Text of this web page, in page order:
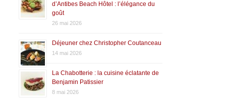
d’Antibes Beach Hôtel : l’élégance du
goût
26 mai 2026
Déjeuner chez Christopher Coutanceau
14 mai 2026
La Chabotterie : la cuisine éclatante de
Benjamin Patissier
8 mai 2026